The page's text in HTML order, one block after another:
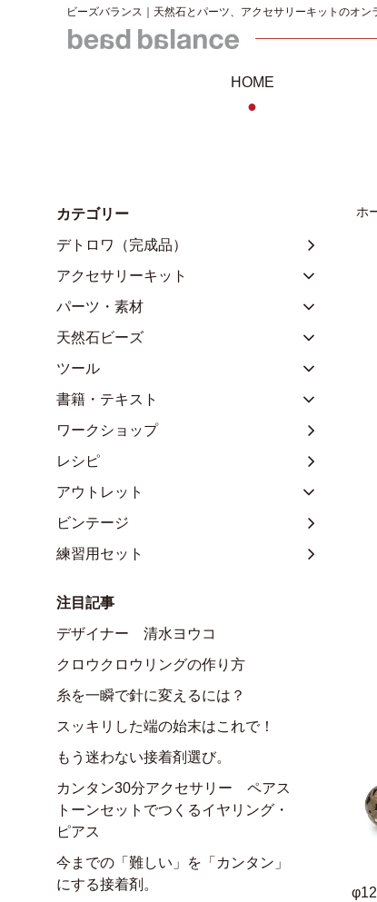
ビーズバランス｜天然石とパーツ、アクセサリーキットのオン
HOME
●
ホ
カテゴリー
デトロワ（完成品）
アクセサリーキット
パーツ・素材
天然石ビーズ
ツール
書籍・テキスト
ワークショップ
レシピ
アウトレット
ビンテージ
練習用セット
注目記事
デザイナー 清水ヨウコ
クロウクロウリングの作り方
糸を一瞬で針に変えるには？
スッキリした端の始末はこれで！
もう迷わない接着剤選び。
カンタン30分アクセサリー ペアス
トーンセットでつくるイヤリング・
ピアス
今までの「難しい」を「カンタン」
にする接着剤。